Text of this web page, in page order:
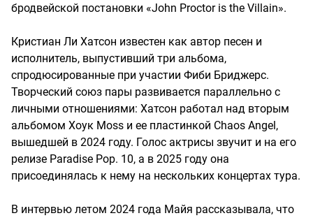
бродвейской постановки «John Proctor is the Villain».
Кристиан Ли Хатсон известен как автор песен и
исполнитель, выпустивший три альбома,
спродюсированные при участии Фиби Бриджерс.
Творческий союз пары развивается параллельно с
личными отношениями: Хатсон работал над вторым
альбомом Хоук Moss и ее пластинкой Chaos Angel,
вышедшей в 2024 году. Голос актрисы звучит и на его
релизе Paradise Pop. 10, а в 2025 году она
присоединялась к нему на нескольких концертах тура.
В интервью летом 2024 года Майя рассказывала, что